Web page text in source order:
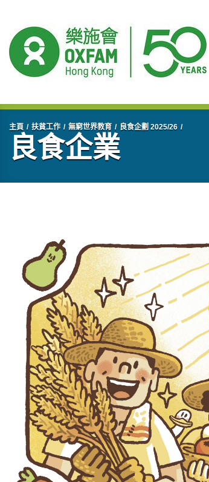
開始主要內容
主頁 扶貧工作 無窮世界教育 良食企劃 2025/26
良食企業